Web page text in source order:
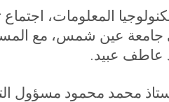
المعلومات،
جامعة عين شمس، مع
عاطف عبيد.
محمد محمود مسؤول